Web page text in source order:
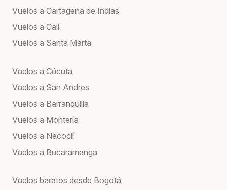
Vuelos a Cartagena de Indias
Vuelos a Cali
Vuelos a Santa Marta
Vuelos a Cúcuta
Vuelos a San Andres
Vuelos a Barranquilla
Vuelos a Montería
Vuelos a Necoclí
Vuelos a Bucaramanga
Vuelos baratos desde Bogotá